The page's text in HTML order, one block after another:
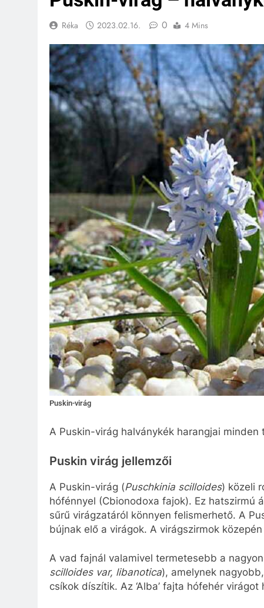
Réka 2023.02.16. 0 4 Mins
Puskin-virág
A Puskin-virág halványkék harangjai
Puskin virág jellemzői
A Puskin-virág (Puschkinia scilloides) közeli
hófénnyel (Cbionodoxa fajok). Ez hatszirmú
sűrű virágzatáról könnyen felismerhető. A
bújnak elő a virágok. A virágszirmok
A vad fajnál valamivel termetesebb a
scilloides var, libanotica), amelynek
csíkok díszítik. Az ‘Alba’ fajta hófehér virágot